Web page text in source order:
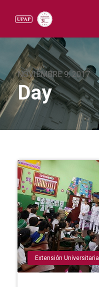
NOVIEMBRE 9, 2017
Day
Extensión Universitaria